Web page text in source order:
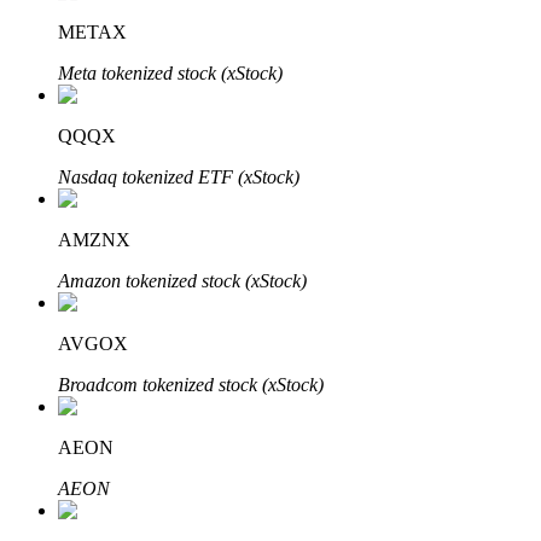
القروض
خدمة الاقتراض المدعومة بالعملات المشفرة
METAX
Meta tokenized stock (xStock)
QQQX
Nasdaq tokenized ETF (xStock)
AMZNX
Amazon tokenized stock (xStock)
AVGOX
Broadcom tokenized stock (xStock)
AEON
AEON